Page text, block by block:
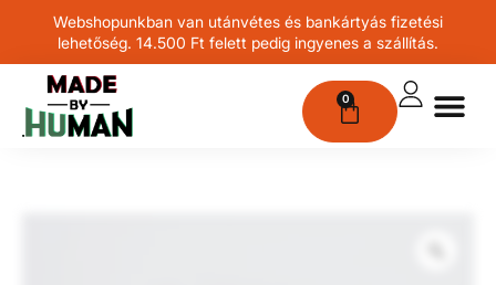
Webshopunkban van utánvétes és bankártyás fizetési
lehetőség. 14.500 Ft felett pedig ingyenes a szállítás.
0